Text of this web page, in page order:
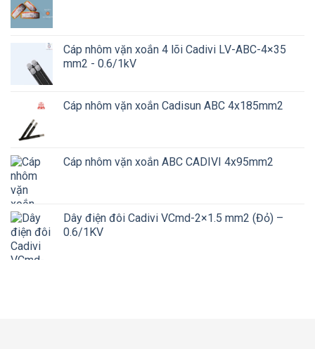
Cáp nhôm vặn xoắn 4 lõi Cadivi LV-ABC-4×35
mm2 - 0.6/1kV
Cáp nhôm vặn xoắn Cadisun ABC 4x185mm2
Cáp nhôm vặn xoắn ABC CADIVI 4x95mm2
Dây điện đôi Cadivi VCmd-2×1.5 mm2 (Đỏ) –
0.6/1KV